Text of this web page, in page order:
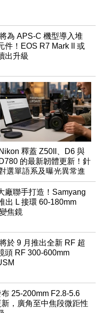
為 APS-C 機型導入堆
件！EOS R7 Mark II 或
出升級
Nikon 釋蓋 Z50II、D6 與
D780 的最新韌體更新！針
選單語系及曝光異常進
修復
廠聯手打造！Samyang
出 L 接環 60-180mm
焦鏡
於 9 月推出全新 RF 超
頭 RF 300-600mm
布 25-200mm F2.8-5.6
，廣角至中焦段微距性